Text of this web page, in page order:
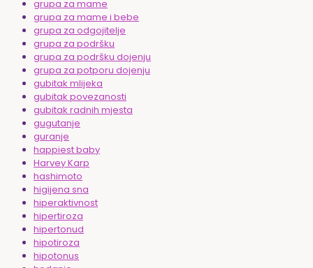
grupa za mame
grupa za mame i bebe
grupa za odgojitelje
grupa za podršku
grupa za podršku dojenju
grupa za potporu dojenju
gubitak mlijeka
gubitak povezanosti
gubitak radnih mjesta
gugutanje
guranje
happiest baby
Harvey Karp
hashimoto
higijena sna
hiperaktivnost
hipertiroza
hipertonud
hipotiroza
hipotonus